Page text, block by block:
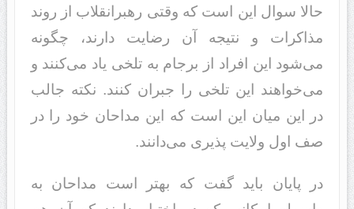
حالا سوال این است که وقتی رهبرانقلاب از روند
مذاکرات و نتیجه آن رضایت دارند، چگونه
می‌شود این افراد از برجام به تلخی یاد می‌کنند و
می‌خواهند این تلخی را جبران کنند. نکته جالب
در این میان این است که این مداحان خود را در
صف اول ولایت پذیری می‌دانند.
در پایان باید گفت که بهتر است مداحان به